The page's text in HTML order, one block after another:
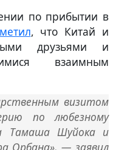
по прибытии в
, что Китай и
друзьями и
взаимным
визитом
по любезному
Тамаша Шуйока и
Орбана», — заявил